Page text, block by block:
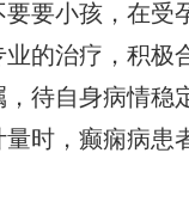
要小孩，在受
的治疗，积极
，待自身病情稳
时，癫痫病患